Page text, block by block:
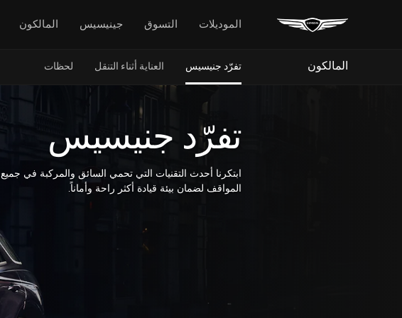
الموديلات التسوق جينيسيس المالكون
المالكون تفرّد جنيسيس العناية أثناء التنقل لحظات
تفرّد جنيسيس
ابتكرنا أحدث التقنيات التي تحمي السائق والمركبة في جميع
المواقف لضمان بيئة قيادة أكثر راحة وأماناً.